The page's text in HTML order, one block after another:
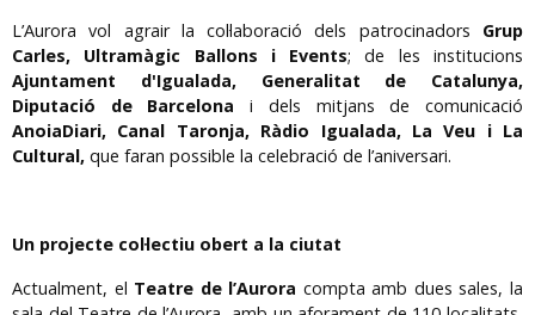
L’Aurora vol agrair la col·laboració dels patrocinadors Grup
Carles, Ultramàgic Ballons i Events; de les institucions
Ajuntament d'Igualada, Generalitat de Catalunya,
Diputació de Barcelonai dels mitjans de comunicació
AnoiaDiari, Canal Taronja, Ràdio Igualada, La Veu i La
Cultural, que faran possible la celebració de l’aniversari.
Un projecte col·lectiu obert a la ciutat
Actualment, el Teatre de l’Aurora compta amb dues sales, la